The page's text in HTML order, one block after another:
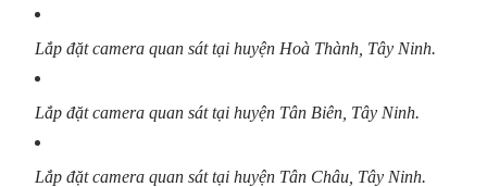
Lắp đặt camera quan sát tại huyện Hoà Thành, Tây Ninh.
Lắp đặt camera quan sát tại huyện Tân Biên, Tây Ninh.
Lắp đặt camera quan sát tại huyện Tân Châu, Tây Ninh.